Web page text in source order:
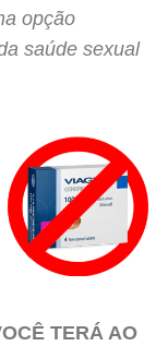
opção
saúde sexual
TERÁ AO